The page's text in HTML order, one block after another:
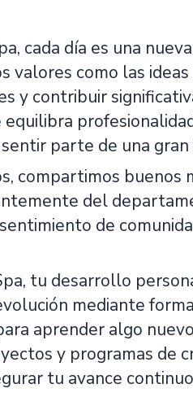
cada día es una
como las ideas
y contribuir
parte de una gran
compartimos buenos
del
de
tu desarrollo
mediante
aprender algo
y programas de
tu avance